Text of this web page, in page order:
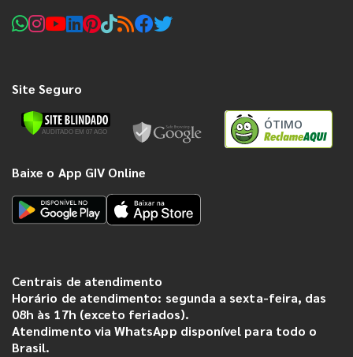
Site Seguro
ÓTIMO
Baixe o App GIV Online
Centrais de atendimento
Horário de atendimento: segunda a sexta-feira, das
08h às 17h (exceto feriados).
Atendimento via WhatsApp disponível para todo o
Brasil.